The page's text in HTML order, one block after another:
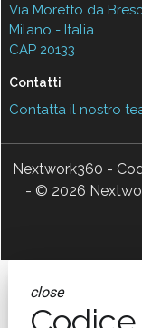
Via Moretto da
Milano - Italia
CAP 20133
Contatti
Contatta il nostro
Nextwork360 -
- © 2026
close